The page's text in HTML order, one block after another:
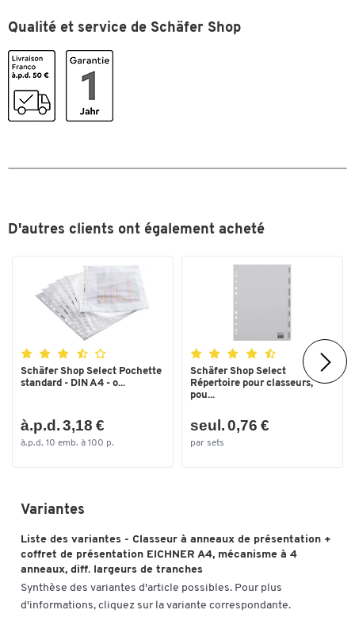
Coloris
Qualité et service de Schäfer Shop
D'autres clients ont également acheté
Schäfer Shop Select Pochette
standard - DIN A4 - o...
à.p.d. 3,18 €
à.p.d. 10 emb. à 100 p.
Schäfer Shop Select
Répertoire pour classeurs,
pou...
seul. 0,76 €
par sets
Variantes
Liste des variantes - Classeur à anneaux de présentation +
coffret de présentation EICHNER A4, mécanisme à 4
anneaux, diff. largeurs de tranches
Synthèse des variantes d'article possibles. Pour plus
d'informations, cliquez sur la variante correspondante.
Toucher deux fois pour zoomer